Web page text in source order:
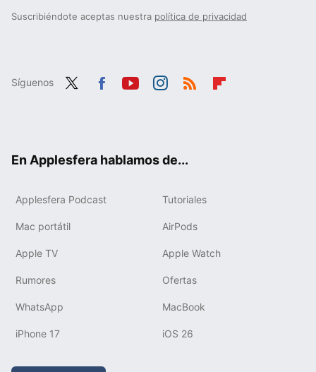
Suscribiéndote aceptas nuestra política de privacidad
Síguenos
En Applesfera hablamos de...
Applesfera Podcast Tutoriales
Mac portátil AirPods
Apple TV Apple Watch
Rumores Ofertas
WhatsApp MacBook
iPhone 17 iOS 26